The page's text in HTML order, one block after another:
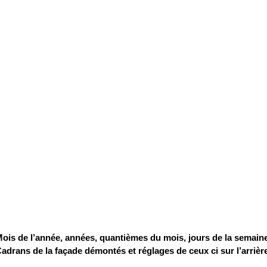
de l’année, années, quantièmes du mois, jours de la
de la façade démontés et réglages de ceux ci sur